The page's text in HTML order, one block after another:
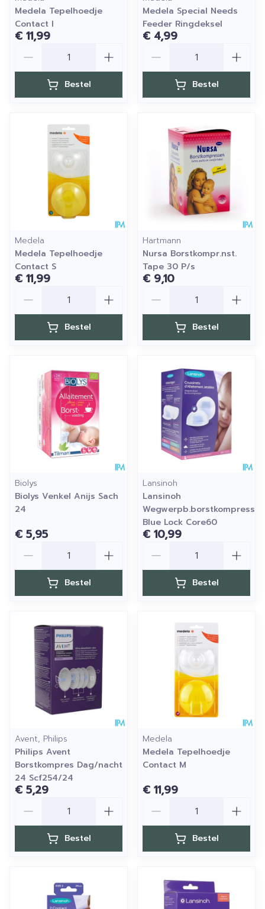
Medela Tepelhoedje
Contact l
€ 11,99
Bestel
Medela Special Needs
Feeder Ringdeksel
€ 4,99
Bestel
Medela
Medela Tepelhoedje
Contact S
€ 11,99
Bestel
Hartmann
Nursa Borstkompr.nst.
Tape 30 P/s
€ 9,10
Bestel
Biolys
Biolys Venkel Anijs Sach
24
€ 5,95
Bestel
Lansinoh
Lansinoh
Wegwerpb.borstkompressen
Blue Lock Core60
€ 10,99
Bestel
Avent, Philips
Philips Avent
Borstkompres Dag/nacht
24 Scf254/24
€ 5,29
Bestel
Medela
Medela Tepelhoedje
Contact M
€ 11,99
Bestel